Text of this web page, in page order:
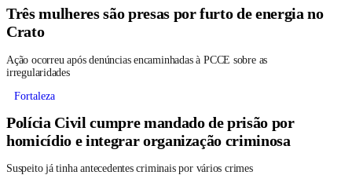
Três mulheres são presas por furto de energia no
Crato
Ação ocorreu após denúncias encaminhadas à PCCE sobre as
irregularidades
Fortaleza
Polícia Civil cumpre mandado de prisão por
homicídio e integrar organização criminosa
Suspeito já tinha antecedentes criminais por vários crimes